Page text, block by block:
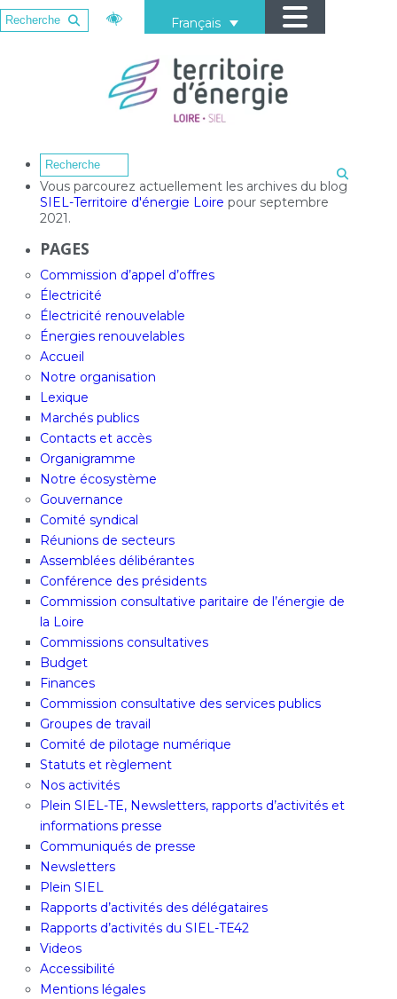
Français
Vous parcourez actuellement les archives du blog
SIEL-Territoire d'énergie Loire pour septembre
2021.
PAGES
Commission d’appel d’offres
Électricité
Électricité renouvelable
Énergies renouvelables
Accueil
Notre organisation
Lexique
Marchés publics
Contacts et accès
Organigramme
Notre écosystème
Gouvernance
Comité syndical
Réunions de secteurs
Assemblées délibérantes
Conférence des présidents
Commission consultative paritaire de l’énergie de
la Loire
Commissions consultatives
Budget
Finances
Commission consultative des services publics
Groupes de travail
Comité de pilotage numérique
Statuts et règlement
Nos activités
Plein SIEL-TE, Newsletters, rapports d’activités et
informations presse
Communiqués de presse
Newsletters
Plein SIEL
Rapports d’activités des délégataires
Rapports d’activités du SIEL-TE42
Videos
Accessibilité
Mentions légales